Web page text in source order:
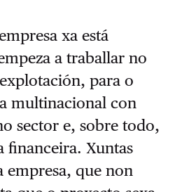
xa está
a traballar no
para o
multinacional con
sector e, sobre todo,
financeira. Xuntas
empresa, que non